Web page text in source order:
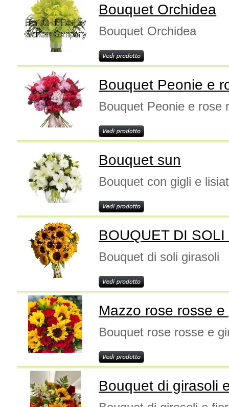
Bouquet Orchidea
Bouquet Orchidea
Bouquet Peonie e
Bouquet Peonie e rose
Bouquet sun
Bouquet con gigli e
BOUQUET DI
Bouquet di soli girasoli
Mazzo rose rosse
Bouquet rose rosse e
Bouquet di girasoli